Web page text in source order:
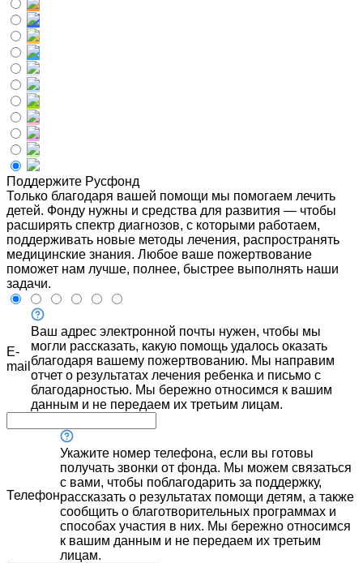
Поддержите Русфонд
Только благодаря вашей помощи мы помогаем лечить
детей. Фонду нужны и средства для развития — чтобы
расширять спектр диагнозов, с которыми работаем,
поддерживать новые методы лечения, распространять
медицинские знания. Любое ваше пожертвование
поможет нам лучше, полнее, быстрее выполнять наши
задачи.
E-
mail
Ваш адрес электронной почты нужен, чтобы мы
могли рассказать, какую помощь удалось оказать
благодаря вашему пожертвованию. Мы направим
отчет о результатах лечения ребенка и письмо с
благодарностью. Мы бережно относимся к вашим
данным и не передаем их третьим лицам.
Телефон
Укажите номер телефона, если вы готовы
получать звонки от фонда. Мы можем связаться
с вами, чтобы поблагодарить за поддержку,
рассказать о результатах помощи детям, а также
сообщить о благотворительных программах и
способах участия в них. Мы бережно относимся
к вашим данным и не передаем их третьим
лицам.